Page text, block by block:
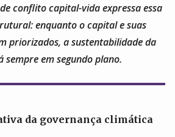
conflito capital-vida expressa essa
enquanto o capital e suas
priorizados, a sustentabilidade da
sempre em segundo plano.
da governança climática